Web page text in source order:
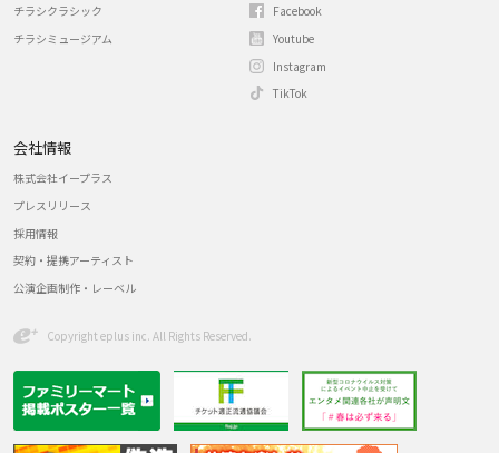
チラシクラシック
チラシミュージアム
Facebook
Youtube
Instagram
TikTok
会社情報
株式会社イープラス
プレスリリース
採用情報
契約・提携アーティスト
公演企画制作・レーベル
Copyright eplus inc. All Rights Reserved.